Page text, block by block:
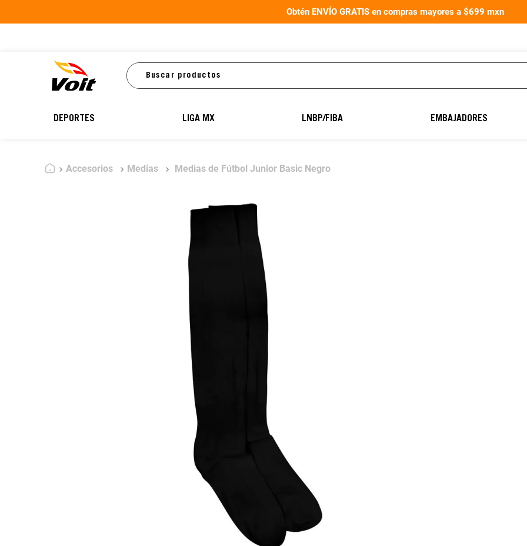
Obtén ENVÍO GRATIS en compras mayores a $699 mxn
Buscar productos
DEPORTES LIGA MX LNBP/FIBA EMBAJADORES
Accesorios Medias Medias de Fútbol Junior Basic Negro
3 guantes portero